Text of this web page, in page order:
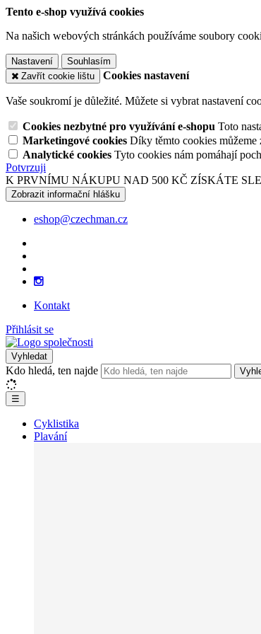
Tento e-shop využívá cookies
Na našich webových stránkách používáme soubory
Nastavení
Souhlasím
Zavřít cookie lištu
Cookies nastavení
Vaše soukromí je důležité. Můžete si vybrat nastavení
Cookies nezbytné pro využívání e-shopu Toto
Marketingové cookies Díky těmto cookies můžeme
Analytické cookies Tyto cookies nám pomáhají
Potvrzuji
K PRVNÍMU NÁKUPU NAD 500 KČ ZÍSKÁTE
Zobrazit informační hlášku
eshop@czechman.cz
Kontakt
Přihlásit se
Vyhledat
Kdo hledá, ten najde
☰
Cyklistika
Plavání